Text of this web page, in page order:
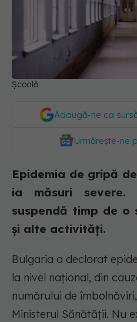
Școală
Adaugă-ne ca
Urmărește-ne
Epidemia de gripă
ia măsuri severe.
suspendă timp de o
și alte activități.
Bulgaria a declarat
la nivel naţional, din
numărului de
Ministerul Sănătăţii. Nu